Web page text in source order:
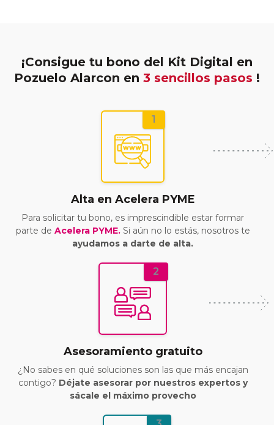
¡Consigue tu bono del Kit Digital en
Pozuelo Alarcon en 3 sencillos pasos !
Alta en Acelera PYME
Para solicitar tu bono, es imprescindible estar formar
parte de Acelera PYME. Si aún no lo estás, nosotros te
ayudamos a darte de alta.
1
Asesoramiento gratuito
¿No sabes en qué soluciones son las que más encajan
contigo? Déjate asesorar por nuestros expertos y
sácale el máximo provecho
2